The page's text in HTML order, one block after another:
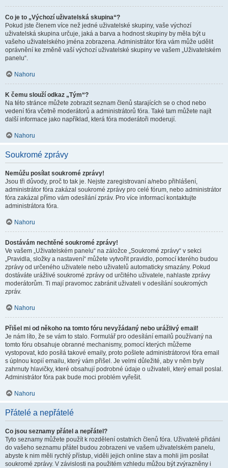
Co je to „Výchozí uživatelská skupina“?
Pokud jste členem více než jedné uživatelské skupiny, vaše výchozí
uživatelská skupina určuje, jaká a barva a hodnost skupiny by měla být u
vašeho uživatelského jména zobrazena. Administrátor fóra vám může udělit
oprávnění ke změně vaší výchozí uživatelské skupiny ve vašem „Uživatelském
panelu“.
Nahoru
K čemu slouží odkaz „Tým“?
Na této stránce můžete zobrazit seznam členů starajících se o chod nebo
vedení fóra včetně moderátorů a administrátorů fóra. Také tam můžete najít
další informace jako například, která fóra moderátoři moderují.
Nahoru
Soukromé zprávy
Nemůžu posílat soukromé zprávy!
Jsou tři důvody, proč to tak je. Nejste zaregistrovaní a/nebo přihlášení,
administrátor fóra zakázal soukromé zprávy pro celé fórum, nebo administrátor
fóra zakázal přímo vám odesílání zpráv. Pro více informací kontaktujte
administrátora fóra.
Nahoru
Dostávám nechtěné soukromé zprávy!
Ve vašem „Uživatelském panelu“ na záložce „Soukromé zprávy“ v sekci
„Pravidla, složky a nastavení“ můžete vytvořit pravidlo, pomocí kterého budou
zprávy od určeného uživatele nebo uživatelů automaticky smazány. Pokud
dostáváte urážlivé soukromé zprávy od určitého uživatele, nahlaste zprávy
moderátorům. Ti mají pravomoc zabránit uživateli v odesílání soukromých
zpráv.
Nahoru
Přišel mi od někoho na tomto fóru nevyžádaný nebo urážlivý email!
Je nám líto, že se vám to stalo. Formulář pro odesílání emailů používaný na
tomto fóru obsahuje obranné mechanismy, pomocí kterých můžeme
vystopovat, kdo posílá takové emaily, proto pošlete administrátorovi fóra email
s úplnou kopií emailu, který vám přišel. Je velmi důležité, aby v něm byly
zahrnuty hlavičky, které obsahují podrobné údaje o uživateli, který email poslal.
Administrátor fóra pak bude moci problém vyřešit.
Nahoru
Přátelé a nepřátelé
Co jsou seznamy přátel a nepřátel?
Tyto seznamy můžete použít k rozdělení ostatních členů fóra. Uživatelé přidáni
do vašeho seznamu přátel budou zobrazeni ve vašem uživatelském panelu,
abyste k nim měli rychlý přístup, viděli jejich online stav a mohli jim posílat
soukromé zprávy. V závislosti na použitém vzhledu můžou být zvýrazněny i